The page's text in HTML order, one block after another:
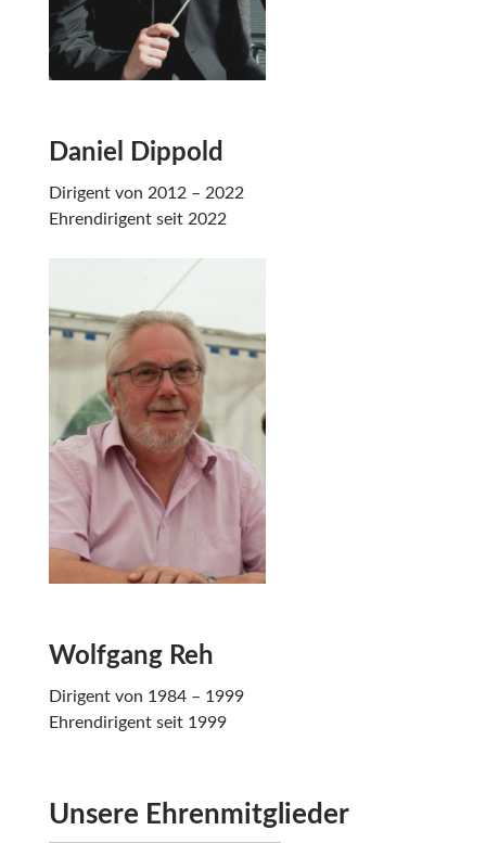
Daniel Dippold
Dirigent von 2012 – 2022
Ehrendirigent seit 2022
Wolfgang Reh
Dirigent von 1984 – 1999
Ehrendirigent seit 1999
Unsere Ehrenmitglieder